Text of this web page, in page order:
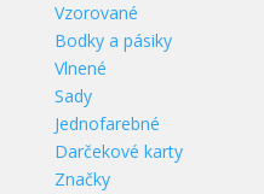
Vzorované
Bodky a pásiky
Vlnené
Sady
Jednofarebné
Darčekové karty
Značky